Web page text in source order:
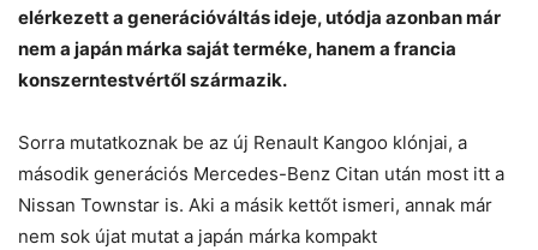
elérkezett a generációváltás ideje, utódja azonban már
nem a japán márka saját terméke, hanem a francia
konszerntestvértől származik.
Sorra mutatkoznak be az új Renault Kangoo klónjai, a
második generációs Mercedes-Benz Citan után most itt a
Nissan Townstar is. Aki a másik kettőt ismeri, annak már
nem sok újat mutat a japán márka kompakt